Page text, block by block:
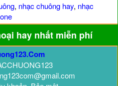
, nhạc chuông hay, nhạc
hay nhất miễn phí